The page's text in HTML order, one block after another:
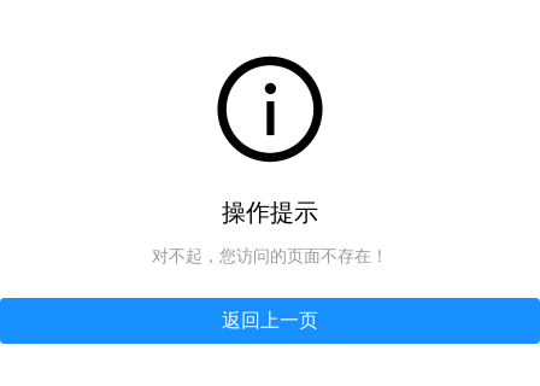
操作提示
对不起，您访问的页面不存在！
返回上一页